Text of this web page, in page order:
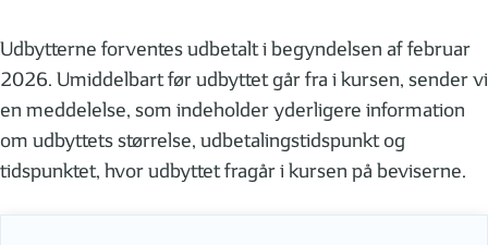
Udbytterne forventes udbetalt i begyndelsen af februar
2026. Umiddelbart før udbyttet går fra i kursen, sender vi
en meddelelse, som indeholder yderligere information
om udbyttets størrelse, udbetalingstidspunkt og
tidspunktet, hvor udbyttet fragår i kursen på beviserne.